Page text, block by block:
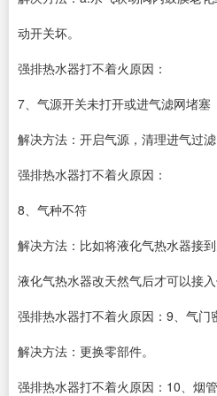
动开关坏。
强排热水器打不着火原因：
7、气源开关未打开或进气滤网堵塞
解决方法：开启气源，清理进气过滤
强排热水器打不着火原因：
8、气种不符
解决方法：比如将液化气热水器接
液化气热水器改天然气后才可以接入
强排热水器打不着火原因：9、气门
解决方法：更换零部件。
强排热水器打不着火原因：10、烟